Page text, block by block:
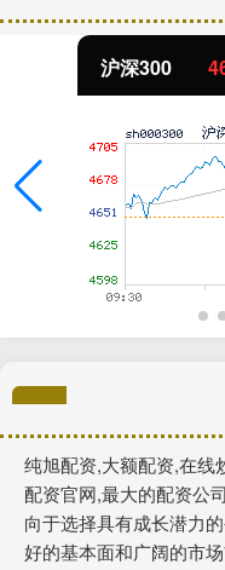
沪深300
纯旭配资,大额配资,在线
配资官网,最大的配资公
向于选择具有成长潜力
好的基本面和广阔的市场